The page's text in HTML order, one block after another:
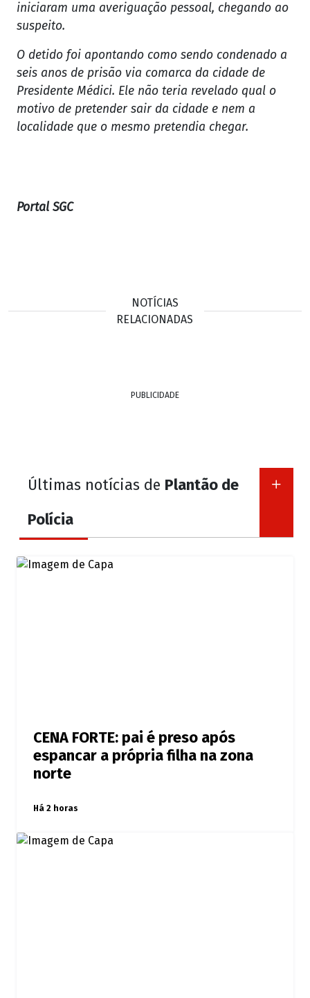
iniciaram uma averiguação pessoal, chegando ao
suspeito.
O detido foi apontando como sendo condenado a
seis anos de prisão via comarca da cidade de
Presidente Médici. Ele não teria revelado qual o
motivo de pretender sair da cidade e nem a
localidade que o mesmo pretendia chegar.
Portal SGC
NOTÍCIAS
RELACIONADAS
PUBLICIDADE
Últimas notícias de Plantão de
Polícia
CENA FORTE: pai é preso após
espancar a própria filha na zona
norte
Há 2 horas